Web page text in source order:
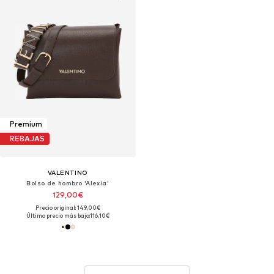
Premium
REBAJAS
VALENTINO
Bolso de hombro 'Alexia'
129,00€
Precio original: 149,00€
Último precio más bajo:116,10€